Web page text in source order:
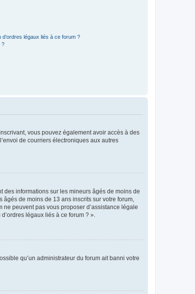
légaux liés à ce forum ?
?
vous pouvez également avoir accès à des
de courriers électroniques aux autres
des informations sur les mineurs âgés de moins de
de moins de 13 ans inscrits sur votre forum,
peuvent pas vous proposer d’assistance légale
légaux liés à ce forum ? ».
qu’un administrateur du forum ait banni votre